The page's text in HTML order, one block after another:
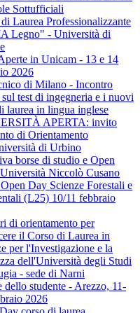
Sottufficiali
Laurea Professionalizzante
Legno" - Università di
in Unicam - 13 e 14
2026
di Milano - Incontro
test di ingegneria e i nuovi
laurea in lingua inglese
APERTA: invito
di Orientamento
di Urbino
borse di studio e Open
Niccolò Cusano
Day Scienze Forestali e
(L25) 10/11 febbraio
di orientamento per
il Corso di Laurea in
per l'Investigazione e la
dell'Università degli Studi
- sede di Narni
dello studente - Arezzo, 11-
2026